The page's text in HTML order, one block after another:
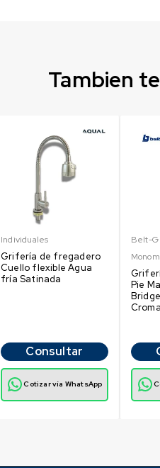
Tambien
Individuales
Grifería de fregadero
Cuello flexible Agua
fría Satinada
Consultar
Cotizar vía WhatsApp
Belt-G
Pie